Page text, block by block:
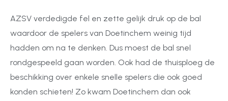
AZSV verdedigde fel en zette gelijk druk op de bal
waardoor de spelers van Doetinchem weinig tijd
hadden om na te denken. Dus moest de bal snel
rondgespeeld gaan worden. Ook had de thuisploeg de
beschikking over enkele snelle spelers die ook goed
konden schieten! Zo kwam Doetinchem dan ook